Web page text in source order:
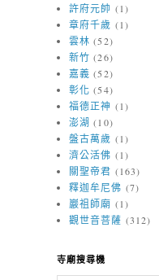
許府元帥 (1)
章府千歲 (1)
雲林 (52)
新竹 (26)
嘉義 (52)
彰化 (54)
福德正神 (1)
澎湖 (10)
盤古萬歲 (1)
濟公活佛 (1)
關聖帝君 (163)
釋迦牟尼佛 (7)
巖祖師廟 (1)
觀世音菩薩 (312)
寺廟搜尋機